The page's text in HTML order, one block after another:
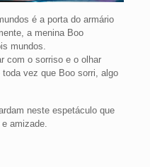
é a porta do armário
a menina Boo
mundos.
com o sorriso e o olhar
vez que Boo sorri, algo
neste espetáculo que
amizade.